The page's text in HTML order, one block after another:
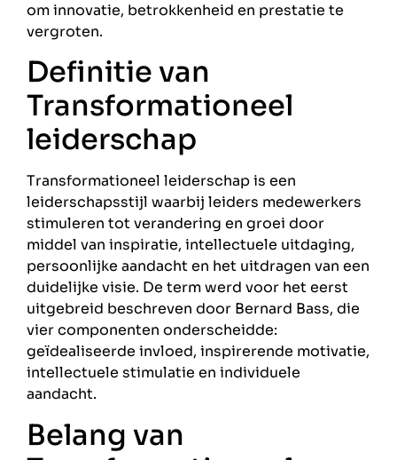
om innovatie, betrokkenheid en prestatie te
vergroten.
Definitie van
Transformationeel
leiderschap
Transformationeel leiderschap is een
leiderschapsstijl waarbij leiders medewerkers
stimuleren tot verandering en groei door
middel van inspiratie, intellectuele uitdaging,
persoonlijke aandacht en het uitdragen van een
duidelijke visie. De term werd voor het eerst
uitgebreid beschreven door Bernard Bass, die
vier componenten onderscheidde:
geïdealiseerde invloed, inspirerende motivatie,
intellectuele stimulatie en individuele
aandacht.
Belang van